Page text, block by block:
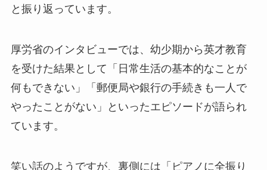
と振り返っています。
厚労省のインタビューでは、幼少期から英才教育
を受けた結果として「日常生活の基本的なことが
何もできない」「郵便局や銀行の手続きも一人で
やったことがない」といったエピソードが語られ
ています。
笑い話のようですが、裏側には「ピアノに全振り